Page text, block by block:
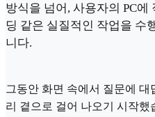
방식을 넘어, 사용자의 PC
딩 같은 실질적인 작업을 수
니다.
그동안 화면 속에서 질문에
리 곁으로 걸어 나오기 시작